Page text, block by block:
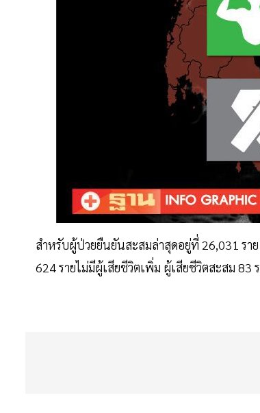
สำหรับผู้ป่วยยืนยันสะสมล่าสุดอยู่ที่ 26,031 รา
624 รายไม่มีผู้เสียชีวิตเพิ่ม ผู้เสียชีวิตสะสม 83